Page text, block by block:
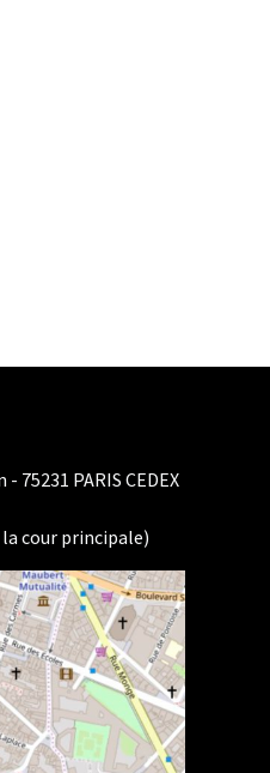
75231 PARIS CEDEX
la cour principale)